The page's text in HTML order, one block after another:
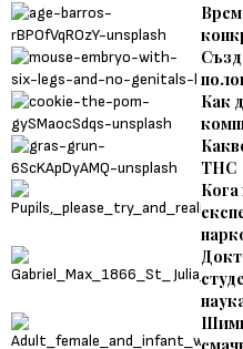
Как
THC
Кога